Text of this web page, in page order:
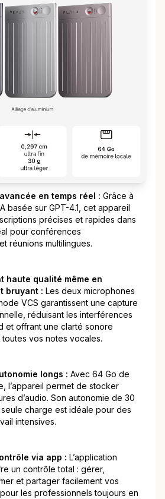
en temps réel : Grâce à
basée sur GPT-4.1, cet appareil
précises et rapides dans
pour conférences
réunions multilingues.
haute qualité même en
bruyant : Les deux microphones
VCS garantissent une capture
réduisant les interférences
et offrant une clarté sonore
vos notes vocales.
longs : Avec 64 Go de
l’appareil permet de stocker
d’audio. Son autonomie de 30
charge est idéale pour des
intensives.
via app : L’application
un contrôle total : gérer,
et partager facilement vos
les professionnels toujours en